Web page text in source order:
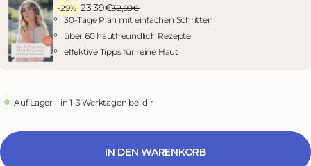
-29% 23,39€32,99€
30-Tage Plan mit einfachen Schritten
über 60 hautfreundlich Rezepte
effektive Tipps für reine Haut
Auf Lager – in 1-3 Werktagen bei dir
IN DEN WARENKORB